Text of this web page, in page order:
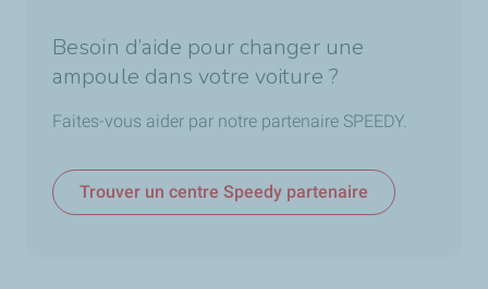
Besoin d’aide pour changer une
ampoule dans votre voiture ?
Faites-vous aider par notre partenaire SPEEDY.
Trouver un centre Speedy partenaire